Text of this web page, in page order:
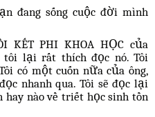
đang sống cuộc đời mình
KẾT PHI KHOA HỌC của
tôi lại rất thích đọc nó. Tôi
có một cuốn nữa của ông,
nhanh qua. Tôi sẽ đọc lại
hay nào về triết học sinh tồn